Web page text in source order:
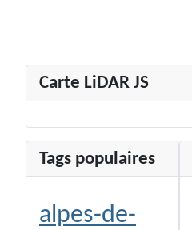
Carte LiDAR JS
Tags populaires
alpes-de-